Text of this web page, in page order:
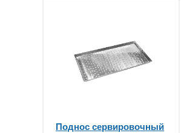
Поднос сервировочный